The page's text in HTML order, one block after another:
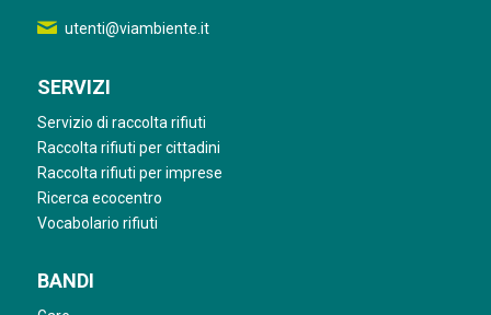
utenti@viambiente.it
SERVIZI
Servizio di raccolta rifiuti
Raccolta rifiuti per cittadini
Raccolta rifiuti per imprese
Ricerca ecocentro
Vocabolario rifiuti
BANDI